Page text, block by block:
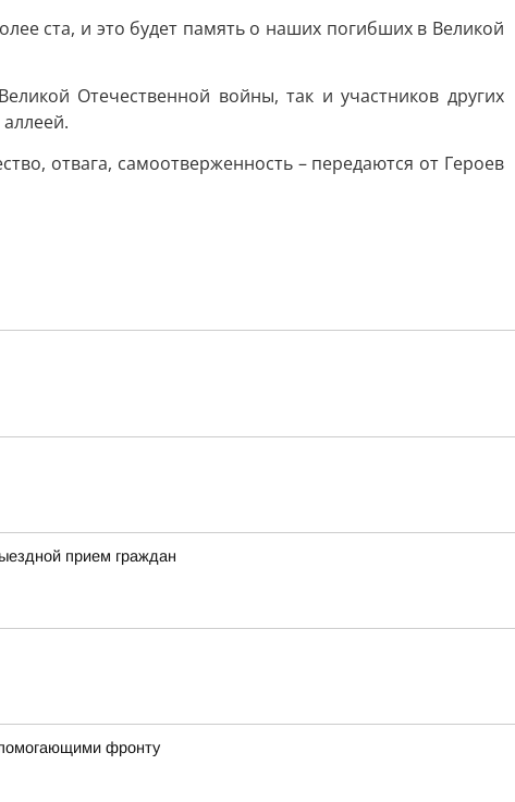
ста, и это будет память о наших погибших в Великой
Отечественной войны, так и участников других
отвага, самоотверженность – передаются от Героев
прием граждан
фронту